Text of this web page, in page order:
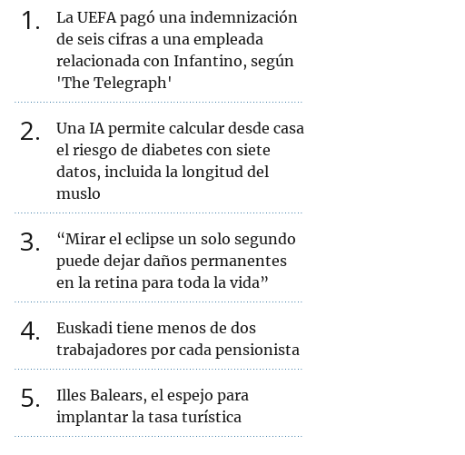
1
La UEFA pagó una indemnización
de seis cifras a una empleada
relacionada con Infantino, según
'The Telegraph'
2
Una IA permite calcular desde casa
el riesgo de diabetes con siete
datos, incluida la longitud del
muslo
3
“Mirar el eclipse un solo segundo
puede dejar daños permanentes
en la retina para toda la vida”
4
Euskadi tiene menos de dos
trabajadores por cada pensionista
5
Illes Balears, el espejo para
implantar la tasa turística